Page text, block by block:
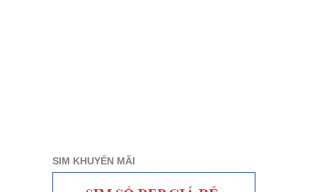
SIM KHUYẾN MÃI